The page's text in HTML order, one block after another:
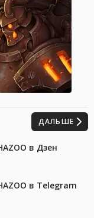
ДАЛЬШЕ
в Дзен
в Telegram